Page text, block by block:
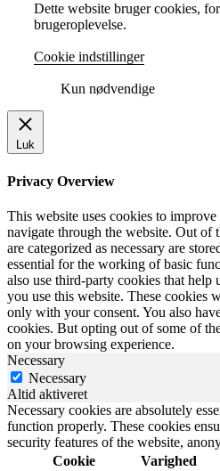
Dette website bruger cookies,
brugeroplevelse.
Cookie indstillinger
Kun nødvendige
Luk
Privacy Overview
This website uses cookies to
navigate through the website. Out of
are categorized as necessary are
essential for the working of basic
also use third-party cookies that help
you use this website. These cookies
only with your consent. You also
cookies. But opting out of some of
on your browsing experience.
Necessary
Necessary
Altid aktiveret
Necessary cookies are absolutely
function properly. These cookies
security features of the website,
Cookie
Varighed